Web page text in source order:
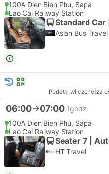
100A Dien Bien Phu, Sapa
Lao Cai Railway Station
Standard Car
Asian Bus Travel
Podatki wliczone za
06:00 07:00 1godz.
100A Dien Bien Phu, Sapa
Lao Cai Railway Station
Seater 7 |
HT Travel